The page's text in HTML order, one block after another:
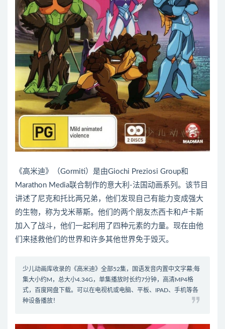
《高米迪》（Gormiti）是由Giochi Preziosi Group和
Marathon Media联合制作的意大利-法国动画系列。该节目
讲述了尼克和托比两兄弟，他们发现自己有能力变成强大
的生物，称为戈米蒂斯。他们的两个朋友杰西卡和卢卡斯
加入了战斗，他们一起利用了四种元素的力量。现在由他
们来拯救他们的世界和许多其他世界免于毁灭。
少儿动画库收录的《高米迪》全部52集，国语发音内置中文字幕;每
集大小约M，总大小4.34G，单集播放时长约7分钟，高清MP4格
式，百度网盘下载。可以在电视机或电脑、平板、IPAD、手机等各
种设备播放！